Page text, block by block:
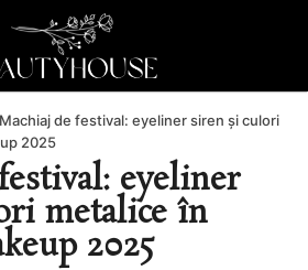
Machiaj de festival: eyeliner siren și culori
2025
eyeliner
metalice în
2025